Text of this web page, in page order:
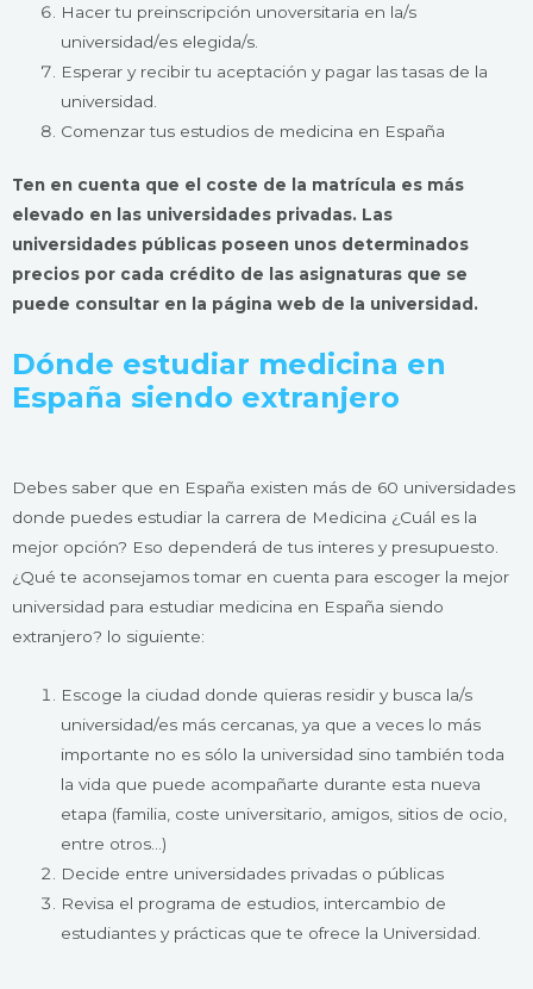
Hacer tu preinscripción unoversitaria en la/s
universidad/es elegida/s.
Esperar y recibir tu aceptación y pagar las tasas de la
universidad.
Comenzar tus estudios de medicina en España
Ten en cuenta que el coste de la matrícula es más
elevado en las universidades privadas. Las
universidades públicas poseen unos determinados
precios por cada crédito de las asignaturas que se
puede consultar en la página web de la universidad.
Dónde estudiar medicina en
España siendo extranjero
Debes saber que en España existen más de 60 universidades
donde puedes estudiar la carrera de Medicina ¿Cuál es la
mejor opción? Eso dependerá de tus interes y presupuesto.
¿Qué te aconsejamos tomar en cuenta para escoger la mejor
universidad para estudiar medicina en España siendo
extranjero? lo siguiente:
Escoge la ciudad donde quieras residir y busca la/s
universidad/es más cercanas, ya que a veces lo más
importante no es sólo la universidad sino también toda
la vida que puede acompañarte durante esta nueva
etapa (familia, coste universitario, amigos, sitios de ocio,
entre otros…)
Decide entre universidades privadas o públicas
Revisa el programa de estudios, intercambio de
estudiantes y prácticas que te ofrece la Universidad.